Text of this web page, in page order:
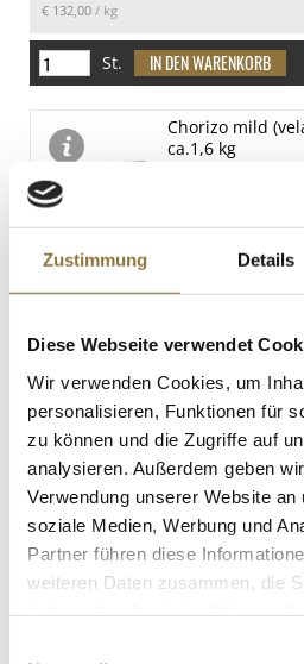
Zustimmung Details
Diese Webseite verwendet
Wir verwenden Cookies, um
personalisieren, Funktionen für
zu können und die Zugriffe auf
analysieren. Außerdem geben
Verwendung unserer Website
soziale Medien, Werbung und
Partner führen diese
weiteren Daten zusammen, die
€ 132,00 / kg
St.
Chorizo mild
ca.1,6 kg
€ 14,48/ kg
St.
Grüne Oliven,
in Lake, El Faro,
Art.Nr.:25801